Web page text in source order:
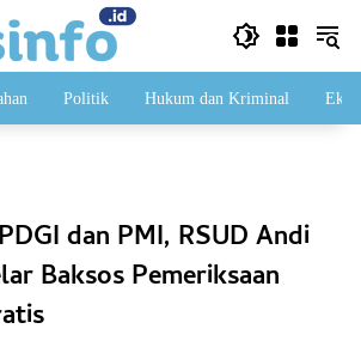
Politik Hukum dan Kriminal
dan PMI, RSUD Andi
Baksos Pemeriksaan